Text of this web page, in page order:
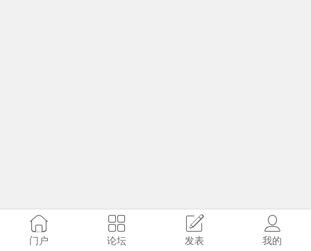
门户 论坛 发表 我的